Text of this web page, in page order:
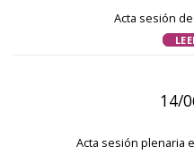
Acta sesión
14/
Acta sesión plenaria